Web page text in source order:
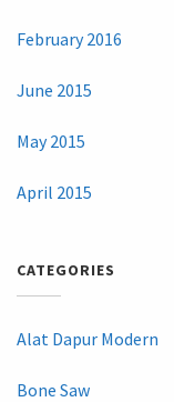
February 2016
June 2015
May 2015
April 2015
CATEGORIES
Alat Dapur Modern
Bone Saw